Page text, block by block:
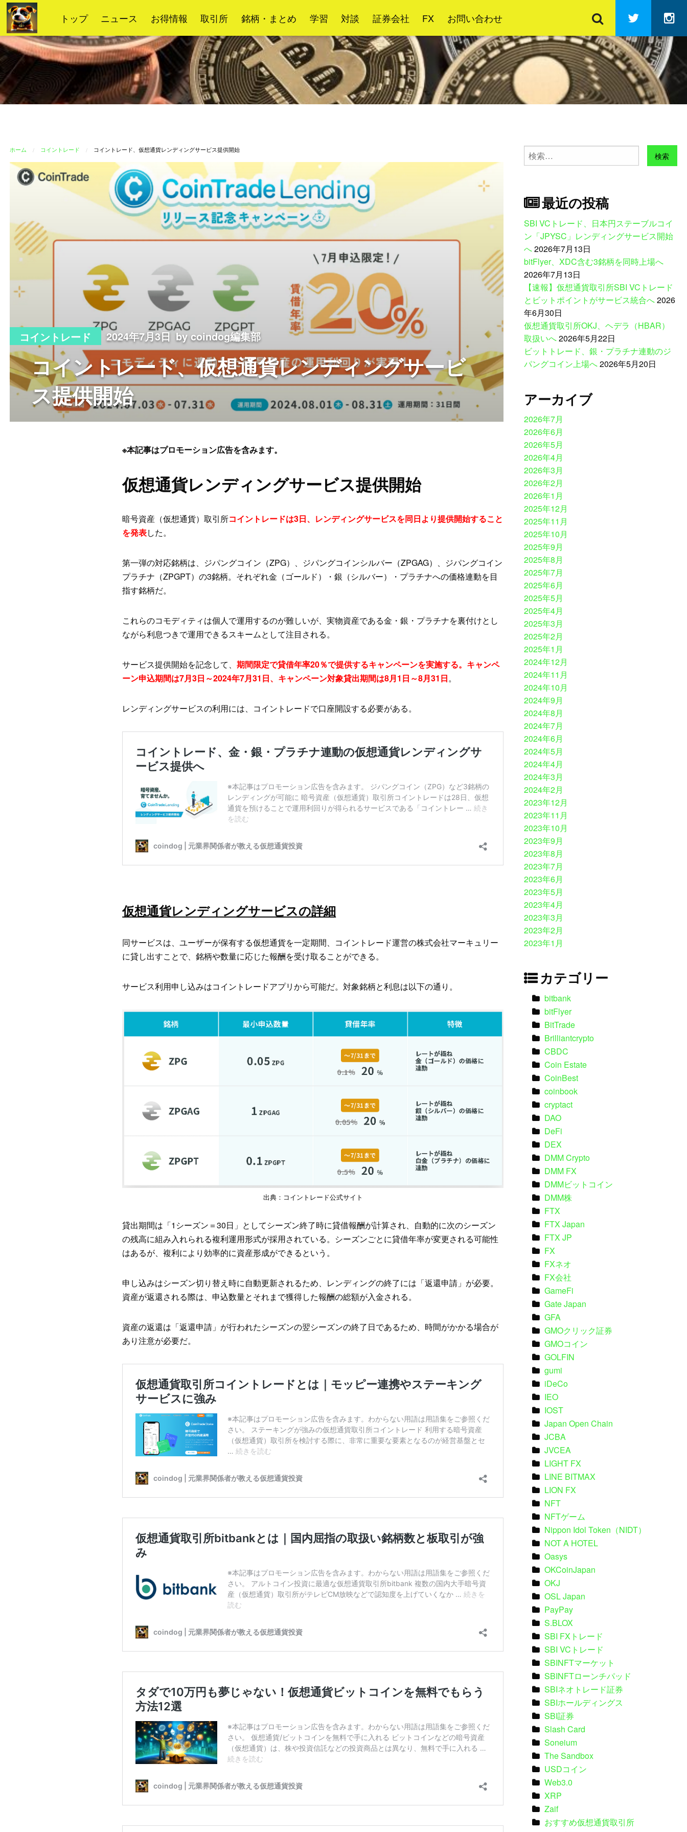
コ
ン
テ
ン
ツ
ス
キ
ッ
トップ ニュース お得情報 取引所 銘柄・まとめ 学習 対談 証券会社 FX お問い合わせ Twitter
ホーム コイントレード コイントレード、仮想通貨レンディングサービス提供開始
コイントレード 2024年7月3日 by coindog編集部
コイントレード、仮想通貨レンディングサービ
ス提供開始
※本記事はプロモーション広告を含みます。
仮想通貨レンディングサービス提供開始
暗号資産（仮想通貨）取引所コイントレードは3日、レンディングサービスを同日より提供開始すること
を発表した。
第一弾の対応銘柄は、ジパングコイン（ZPG）、ジパングコインシルバー（ZPGAG）、ジパングコイン
プラチナ（ZPGPT）の3銘柄。それぞれ金（ゴールド）・銀（シルバー）・プラチナへの価格連動を目
指す銘柄だ。
これらのコモディティは個人で運用するのが難しいが、実物資産である金・銀・プラチナを裏付けとし
ながら利息つきで運用できるスキームとして注目される。
サービス提供開始を記念して、期間限定で貸借年率20％で提供するキャンペーンを実施する。キャンペ
ーン申込期間は7月3日～2024年7月31日、キャンペーン対象貸出期間は8月1日～8月31日。
レンディングサービスの利用には、コイントレードで口座開設する必要がある。
仮想通貨レンディングサービスの詳細
同サービスは、ユーザーが保有する仮想通貨を一定期間、コイントレード運営の株式会社マーキュリー
に貸し出すことで、銘柄や数量に応じた報酬を受け取ることができる。
サービス利用申し込みはコイントレードアプリから可能だ。対象銘柄と利息は以下の通り。
出典：コイントレード公式サイト
貸出期間は「1シーズン＝30日」としてシーズン終了時に貸借報酬が計算され、自動的に次のシーズン
の残高に組み入れられる複利運用形式が採用されている。シーズンごとに貸借年率が変更される可能性
はあるが、複利により効率的に資産形成ができるという。
申し込みはシーズン切り替え時に自動更新されるため、レンディングの終了には「返還申請」が必要。
資産が返還される際は、申込数量とそれまで獲得した報酬の総額が入金される。
資産の返還は「返還申請」が行われたシーズンの翌シーズンの終了日であるため、時間がかかる場合が
あり注意が必要だ。
検
索:
最近の投稿
SBI VCトレード、日本円ステーブルコイ
ン「JPYSC」レンディングサービス開始
へ2026年7月13日
bitFlyer、XDC含む3銘柄を同時上場へ
2026年7月13日
【速報】仮想通貨取引所SBI VCトレード
とビットポイントがサービス統合へ2026
年6月30日
仮想通貨取引所OKJ、ヘデラ（HBAR）
取扱いへ2026年5月22日
ビットトレード、銀・プラチナ連動のジ
パングコイン上場へ2026年5月20日
アーカイブ
2026年7月
2026年6月
2026年5月
2026年4月
2026年3月
2026年2月
2026年1月
2025年12月
2025年11月
2025年10月
2025年9月
2025年8月
2025年7月
2025年6月
2025年5月
2025年4月
2025年3月
2025年2月
2025年1月
2024年12月
2024年11月
2024年10月
2024年9月
2024年8月
2024年7月
2024年6月
2024年5月
2024年4月
2024年3月
2024年2月
2023年12月
2023年11月
2023年10月
2023年9月
2023年8月
2023年7月
2023年6月
2023年5月
2023年4月
2023年3月
2023年2月
2023年1月
カテゴリー
bitbank
bitFlyer
BitTrade
Brilliantcrypto
CBDC
Coin Estate
CoinBest
coinbook
cryptact
DAO
DeFi
DEX
DMM Crypto
DMM FX
DMMビットコイン
DMM株
FTX
FTX Japan
FTX JP
FX
FXネオ
FX会社
GameFi
Gate Japan
GFA
GMOクリック証券
GMOコイン
GOLFIN
gumi
iDeCo
IEO
IOST
Japan Open Chain
JCBA
JVCEA
LIGHT FX
LINE BITMAX
LION FX
NFT
NFTゲーム
Nippon Idol Token（NIDT）
NOT A HOTEL
Oasys
OKCoinJapan
OKJ
OSL Japan
PayPay
S.BLOX
SBI FXトレード
SBI VCトレード
SBINFTマーケット
SBINFTローンチパッド
SBIネオトレード証券
SBIホールディングス
SBI証券
Slash Card
Soneium
The Sandbox
USDコイン
Web3.0
XRP
Zaif
おすすめ仮想通貨取引所